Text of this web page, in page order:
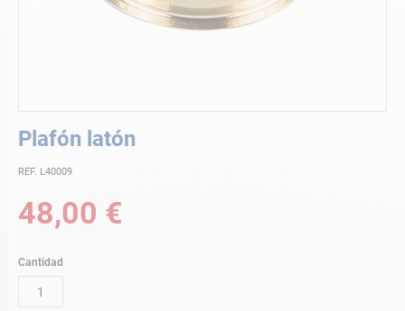
Plafón latón
REF. L40009
48,00 €
Cantidad
al
de
galería
de